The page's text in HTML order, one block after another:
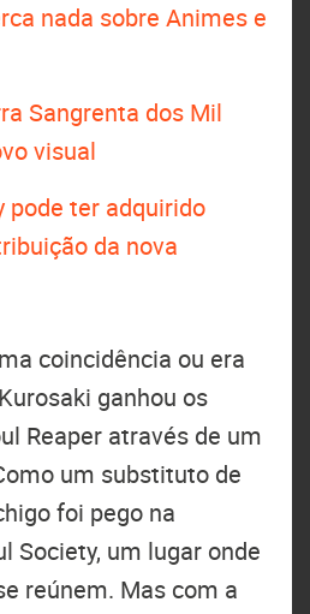
nada sobre Animes e
Sangrenta dos Mil
visual
pode ter adquirido
da nova
coincidência ou era
ganhou os
Reaper através de um
um substituto de
foi pego na
Society, um lugar onde
reúnem. Mas com a